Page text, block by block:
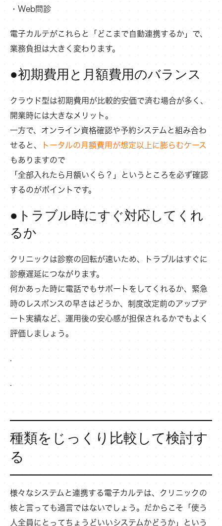
・Web問診
電子カルテがこれらと「どこまで自動連携するか」で、
業務負担は大きく変わります。
●初期費用と月額費用のバランス
クラウド型は初期費用が比較的安価で済む場合が多く、
開業時には大きなメリット。
一方で、オンライン資格確認や予約システムと組み合わ
せると、
トータルの月額費用が想定以上に膨らむケース
もありますので
「全部入れたら月額いくら？」というところを必ず確認
するのがポイントです。
●トラブル時にすぐ対応してくれ
るか
クリニックは診察の回転が速いため、トラブルはすぐに
診療遅延につながります。
何かあった時に電話でもサポートをしてくれるか、緊急
時のレスポンスの早さはどうか、制度改定前のアップデ
ート実績など、運用後の安心感が担保されるかでもよく
評価しましょう。
.
.
種類をじっくり比較して検討す
る
様々なシステムと連携する電子カルテは、クリニックの
核と言っても過言ではないでしょう。だからこそ「使う
人全員にとってちょうどいいシステムかどうか」という